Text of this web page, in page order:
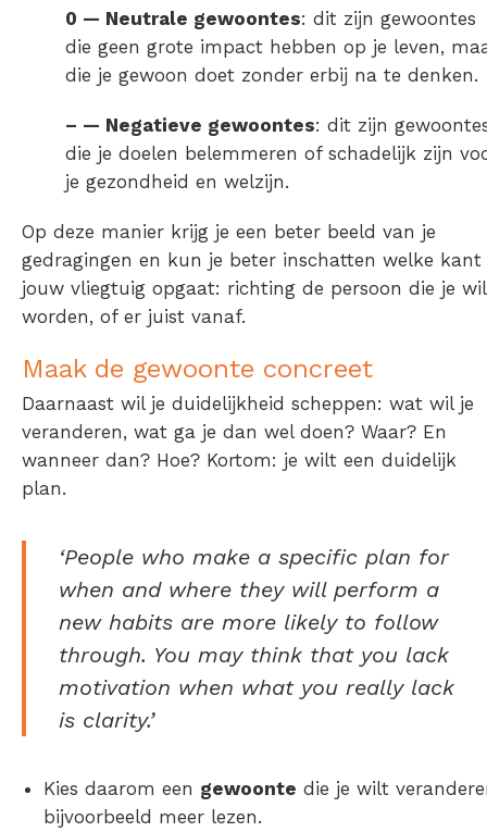
0 — Neutrale gewoontes: dit zijn gewoontes
die geen grote impact hebben op je leven,
die je gewoon doet zonder erbij na te denken.
– — Negatieve gewoontes: dit zijn
die je doelen belemmeren of schadelijk zijn
je gezondheid en welzijn.
Op deze manier krijg je een beter beeld van je
gedragingen en kun je beter inschatten welke kant
jouw vliegtuig opgaat: richting de persoon die je
worden, of er juist vanaf.
Maak de gewoonte concreet
Daarnaast wil je duidelijkheid scheppen: wat wil je
veranderen, wat ga je dan wel doen? Waar? En
wanneer dan? Hoe? Kortom: je wilt een duidelijk
plan.
‘People who make a specific plan for
when and where they will perform a
new habits are more likely to follow
through. You may think that you lack
motivation when what you really lack
is clarity.’
Kies daarom een gewoonte die je wilt
bijvoorbeeld meer lezen.